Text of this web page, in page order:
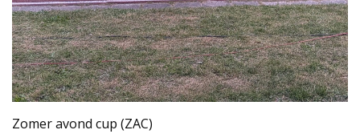
Zomer avond cup (ZAC)